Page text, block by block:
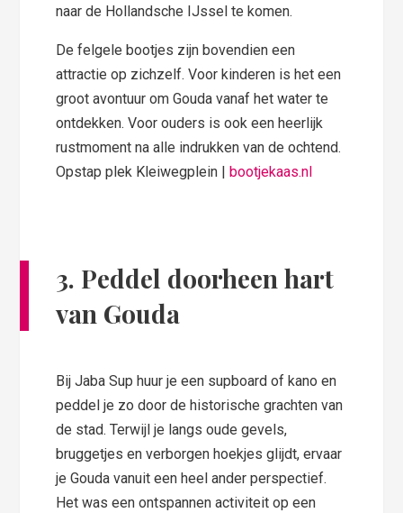
naar de Hollandsche IJssel te komen.
De felgele bootjes zijn bovendien een
attractie op zichzelf. Voor kinderen is het een
groot avontuur om Gouda vanaf het water te
ontdekken. Voor ouders is ook een heerlijk
rustmoment na alle indrukken van de ochtend.
Opstap plek Kleiwegplein | bootjekaas.nl
3. Peddel doorheen hart
van Gouda
Bij Jaba Sup huur je een supboard of kano en
peddel je zo door de historische grachten van
de stad. Terwijl je langs oude gevels,
bruggetjes en verborgen hoekjes glijdt, ervaar
je Gouda vanuit een heel ander perspectief.
Het was een ontspannen activiteit op een